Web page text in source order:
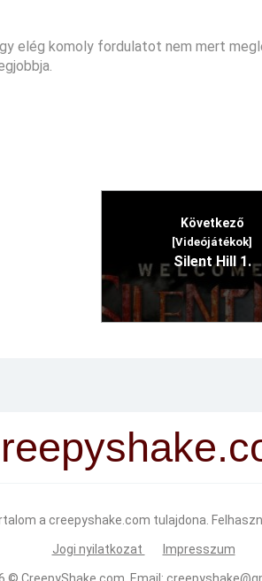
elég komoly fordulatot nem mert
Következő
[Videójátékok]
Silent Hill 1.
a creepyshake.com tulajdona.
Jogi nyilatkozat Impresszum